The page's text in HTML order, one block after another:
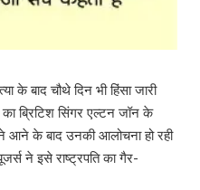
बाद चौथे दिन भी हिंसा जारी
का ब्रिटिश सिंगर एल्टन जॉन के
आने के बाद उनकी आलोचना हो रही
ने इसे राष्ट्रपति का गैर-